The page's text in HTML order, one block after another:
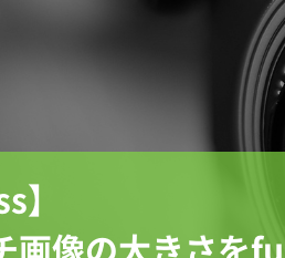
】
画像の大きさを